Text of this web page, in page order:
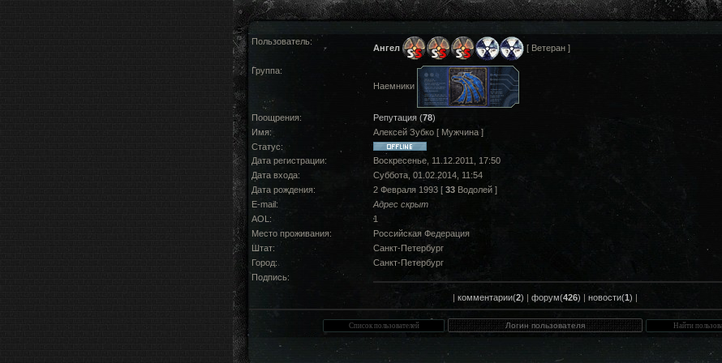
Пользователь:
Ангел [ Ветеран ]
Группа:
Наемники
Поощрения: Репутация (78)
Имя:
Алексей Зубко [ Мужчина ]
Статус:
Дата регистрации:
Воскресенье, 11.12.2011, 17:50
Дата входа:
Суббота, 01.02.2014, 11:54
Дата рождения:
2 Февраля 1993 [ 33 Водолей ]
E-mail:
Адрес скрыт
AOL:
1
Место проживания:
Российская Федерация
Штат:
Санкт-Петербург
Город:
Санкт-Петербург
Подпись:
| комментарии(2) | форум(426) | новости(1) |